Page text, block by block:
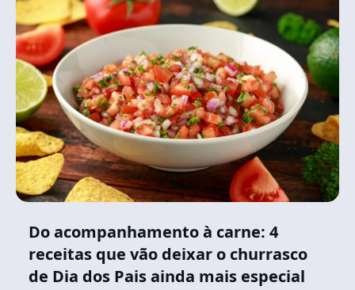
Do acompanhamento à carne: 4
receitas que vão deixar o churrasco
de Dia dos Pais ainda mais especial